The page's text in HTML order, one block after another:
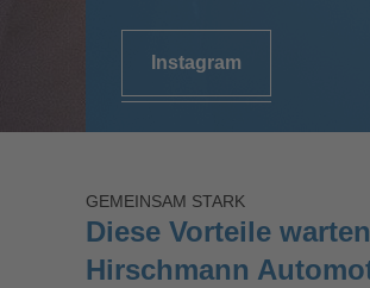
Instagram
GEMEINSAM STARK
Diese Vorteile
Hirschmann